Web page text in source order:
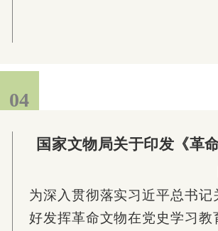
04
国家文物局关于印发《革
为深入贯彻落实习近平总书
好发挥革命文物在党史学习